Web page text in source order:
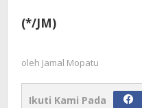
(*/JM)
oleh Jamal Mopatu
Ikuti Kami Pada